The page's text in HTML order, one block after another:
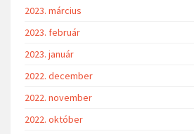
2023. március
2023. február
2023. január
2022. december
2022. november
2022. október